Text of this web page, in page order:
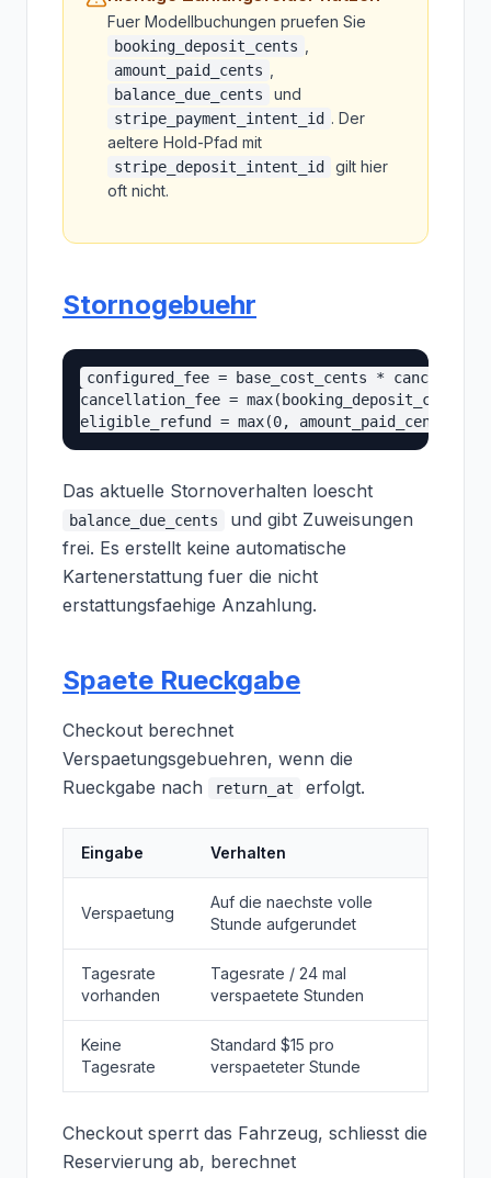
Fuer Modellbuchungen pruefen Sie
booking_deposit_cents
amount_paid_cents
balance_due_cents und
stripe_payment_intent_id . Der
aeltere Hold-Pfad mit
stripe_deposit_intent_id
gilt hier
oft nicht.
Stornogebuehr
configured_fee = base_cost_cents *
cancellation_fee = max(booking_deposit_cents,
Das aktuelle Stornoverhalten loescht
balance_due_cents
und gibt Zuweisungen
frei. Es erstellt keine automatische
Kartenerstattung fuer die nicht
erstattungsfaehige Anzahlung.
Spaete Rueckgabe
Checkout berechnet
Verspaetungsgebuehren, wenn die
Rueckgabe nach
return_at erfolgt.
Eingabe Verhalten
Verspaetung
Auf die naechste volle
Stunde aufgerundet
Tagesrate
vorhanden
Tagesrate / 24 mal
verspaetete Stunden
Keine
Tagesrate
Standard $15 pro
verspaeteter Stunde
Checkout sperrt das Fahrzeug, schliesst die
Reservierung ab, berechnet